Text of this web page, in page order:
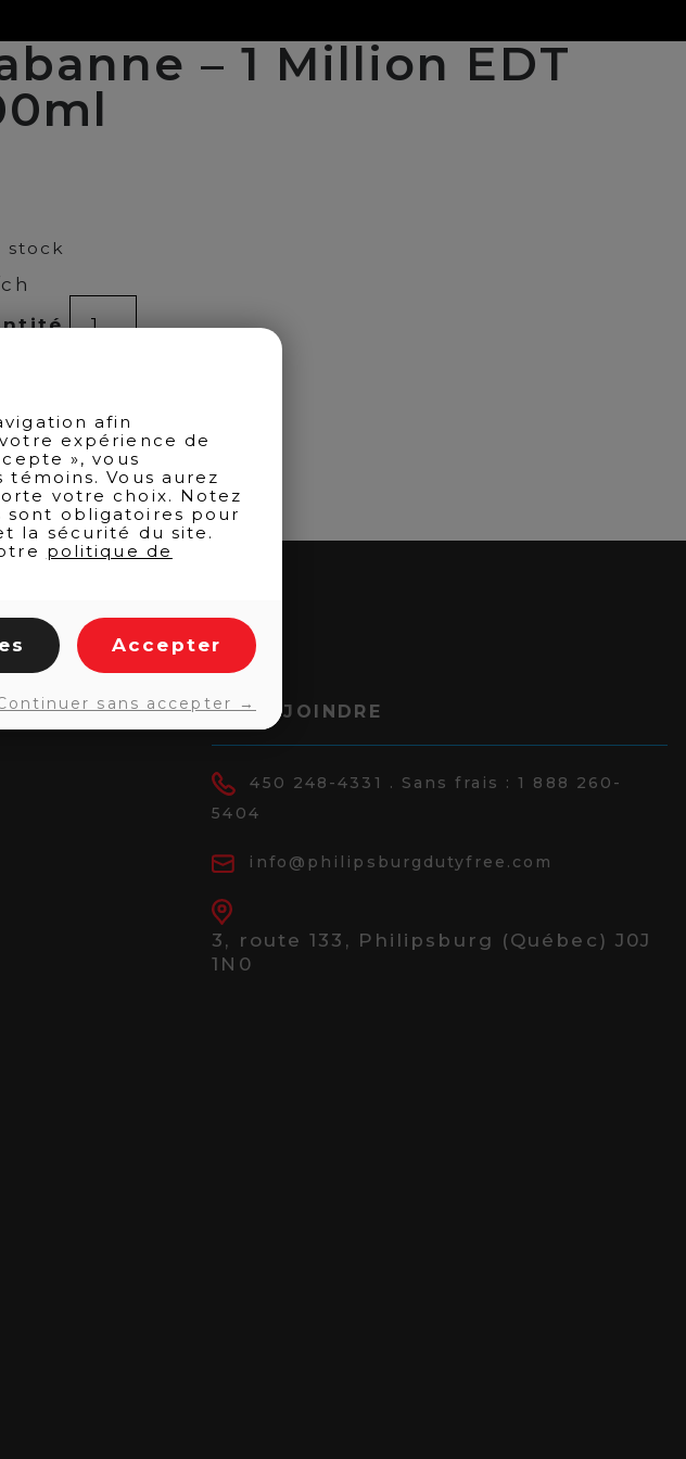
– 1 Million EDT
stock
de
EDT
100ml
AUX PRODUITS
NOUS JOINDRE
450 248-4331 . Sans frais :1 888 260-
5404
info@philipsburgdutyfree.com
3, route 133, Philipsburg (Québec) J0J
1N0
afin
expérience de
», vous
Vous aurez
votre choix. Notez
sont obligatoires pour
la sécurité du site.
politique de
Accepter
sans accepter →